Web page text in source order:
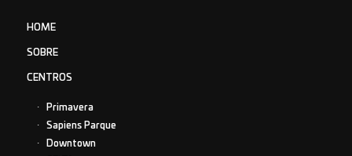
HOME
SOBRE
CENTROS
Primavera
Sapiens Parque
Downtown